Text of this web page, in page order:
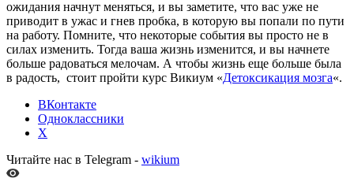
ожидания начнут меняться, и вы заметите, что вас уже не
приводит в ужас и гнев пробка, в которую вы попали по пути
на работу. Помните, что некоторые события вы просто не в
силах изменить. Тогда ваша жизнь изменится, и вы начнете
больше радоваться мелочам. А чтобы жизнь еще больше была
в радость, стоит пройти курс Викиум «Детоксикация мозга«.
ВКонтакте
Одноклассники
X
Читайте нас в Telegram - wikium